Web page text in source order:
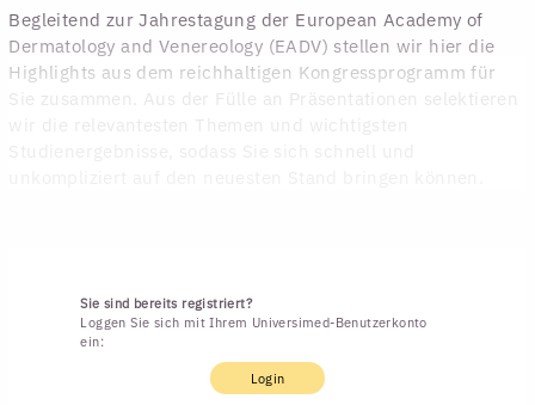
Begleitend zur Jahrestagung der European Academy of
Dermatology and Venereology (EADV) stellen wir hier die
Highlights aus dem reichhaltigen Kongressprogramm für
Sie zusammen. Aus der Fülle an Präsentationen selektieren
Sie sind bereits registriert?
Loggen Sie sich mit Ihrem Universimed-Benutzerkonto
ein:
Login